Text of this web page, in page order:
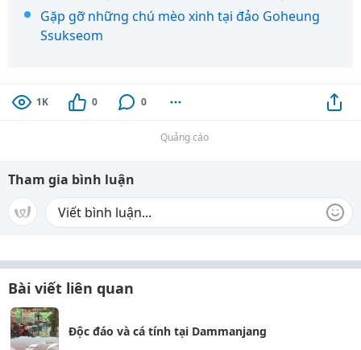
Gặp gỡ những chú mèo xinh tại đảo Goheung
Ssukseom
1K 0 0
Quảng cáo
Tham gia bình luận
Bài viết liên quan
Độc đáo và cá tính tại Dammanjang